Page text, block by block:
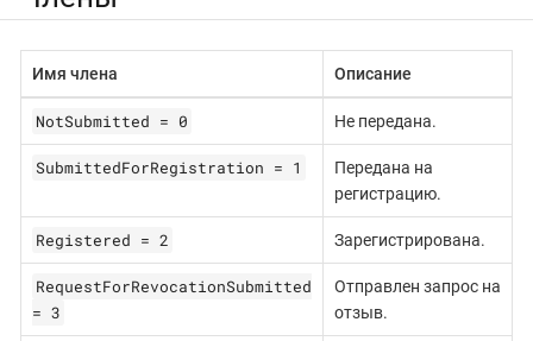
Имя члена Описание
NotSubmitted = 0 Не передана.
SubmittedForRegistration = 1
Передана на
регистрацию.
Registered = 2 Зарегистрирована.
RequestForRevocationSubmitted
= 3
Отправлен запрос на
отзыв.